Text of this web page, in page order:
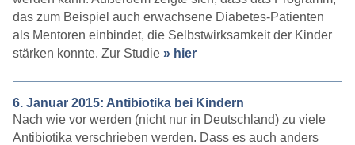
das zum Beispiel auch erwachsene Diabetes-Patienten
als Mentoren einbindet, die Selbstwirksamkeit der Kinder
stärken konnte. Zur Studie » hier
6. Januar 2015: Antibiotika bei Kindern
Nach wie vor werden (nicht nur in Deutschland) zu viele
Antibiotika verschrieben werden. Dass es auch anders